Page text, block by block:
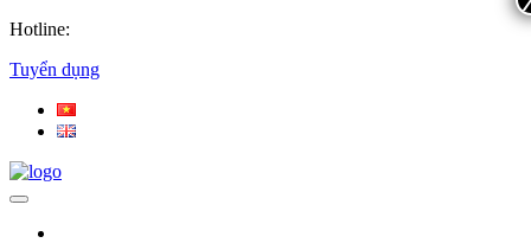
Hotline:
Tuyển dụng